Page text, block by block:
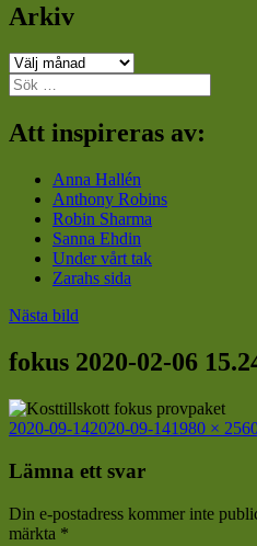
Arkiv
Arkiv
Sök
efter:
Att inspireras av:
Anna Hallén
Anthony Robins
Robin Sharma
Sanna Ehdin
Under vårt tak
Zarahs sida
Nästa bild
fokus 2020-02-06
Postat
2020-09-142020-09-14Full
1980 ×
Lämna ett svar
Din e-postadress kommer inte
märkta *